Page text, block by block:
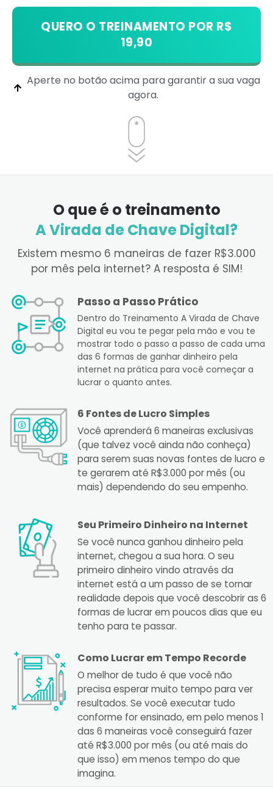
QUERO O TREINAMENTO POR R$
19,90
Aperte no botão acima para garantir a sua vaga
agora.
O que é o treinamento
A Virada de Chave Digital?
Existem mesmo 6 maneiras de fazer R$3.000
por mês pela internet? A resposta é SIM!
Passo a Passo Prático
Dentro do Treinamento A Virada de Chave
Digital eu vou te pegar pela mão e vou te
mostrar todo o passo a passo de cada uma
das 6 formas de ganhar dinheiro pela
internet na prática para você começar a
lucrar o quanto antes.
6 Fontes de Lucro Simples
Você aprenderá 6 maneiras exclusivas
(que talvez você ainda não conheça)
para serem suas novas fontes de lucro e
te gerarem até R$3.000 por mês (ou
mais) dependendo do seu empenho.
Seu Primeiro Dinheiro na Internet
Se você nunca ganhou dinheiro pela
internet, chegou a sua hora. O seu
primeiro dinheiro vindo através da
internet está a um passo de se tornar
realidade depois que você descobrir as 6
formas de lucrar em poucos dias que eu
tenho para te passar.
Como Lucrar em Tempo Recorde
O melhor de tudo é que você não
precisa esperar muito tempo para ver
resultados. Se você executar tudo
conforme for ensinado, em pelo menos 1
das 6 maneiras você conseguirá fazer
até R$3.000 por mês (ou até mais do
que isso) em menos tempo do que
imagina.